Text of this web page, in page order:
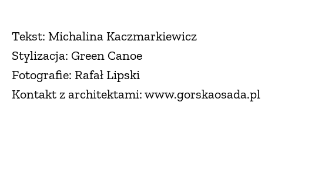
Tekst: Michalina Kaczmarkiewicz
Stylizacja: Green Canoe
Fotografie: Rafał Lipski
Kontakt z architektami: www.gorskaosada.pl